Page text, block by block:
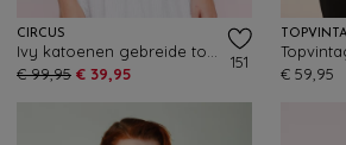
CIRCUS
€ 99,95 € 39,95
151
€ 59,95